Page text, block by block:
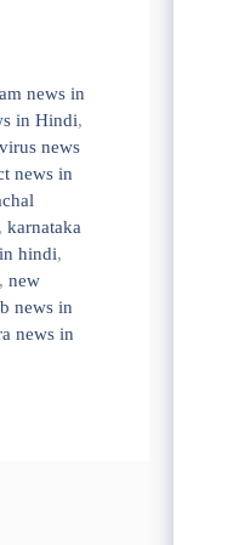
news in
in Hindi,
news
news in
, karnataka
hindi,
, new
news in
news in